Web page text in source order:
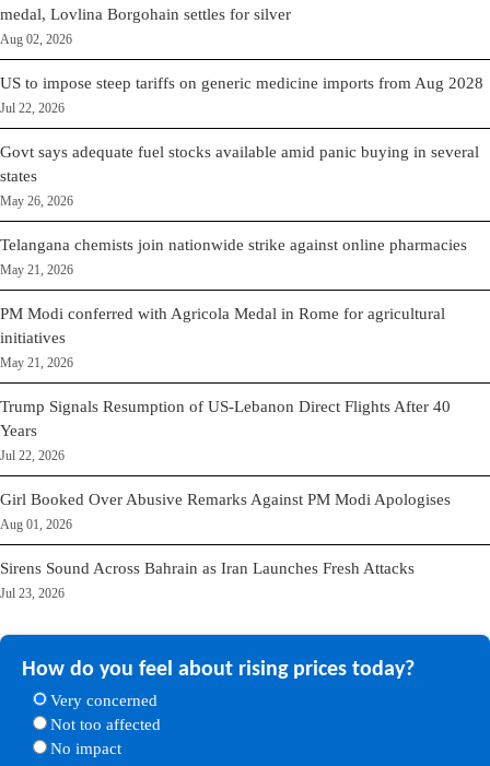
medal, Lovlina Borgohain settles for silver
Aug 02, 2026
US to impose steep tariffs on generic medicine imports from Aug 2028
Jul 22, 2026
Govt says adequate fuel stocks available amid panic buying in several
states
May 26, 2026
Telangana chemists join nationwide strike against online pharmacies
May 21, 2026
PM Modi conferred with Agricola Medal in Rome for agricultural
initiatives
May 21, 2026
Trump Signals Resumption of US-Lebanon Direct Flights After 40
Years
Jul 22, 2026
Girl Booked Over Abusive Remarks Against PM Modi Apologises
Aug 01, 2026
Sirens Sound Across Bahrain as Iran Launches Fresh Attacks
Jul 23, 2026
How do you feel about rising prices today?
Very concerned
Not too affected
No impact